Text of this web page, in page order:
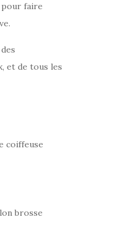
pour faire
et de tous les
coiffeuse
brosse